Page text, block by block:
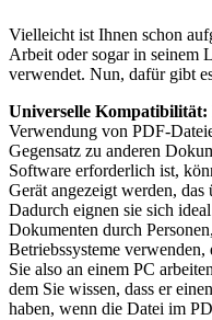
Vielleicht ist Ihnen schon
Arbeit oder sogar in seinem
verwendet. Nun, dafür gibt
Universelle Kompatibilität:
Verwendung von PDF-
Gegensatz zu anderen
Software erforderlich ist,
Gerät angezeigt werden,
Dadurch eignen sie sich
Dokumenten durch
Betriebssysteme
Sie also an einem PC
dem Sie wissen, dass er
haben, wenn die Datei im